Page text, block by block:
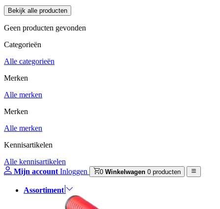
Geen producten gevonden
Categorieën
Alle categorieën
Merken
Alle merken
Merken
Alle merken
Kennisartikelen
Alle kennisartikelen
Mijn account Inloggen 0 Winkelwagen 0 producten
Assortiment